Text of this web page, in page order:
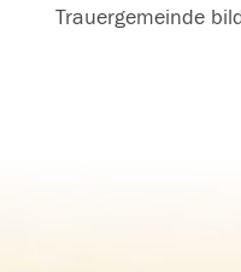
Trauergemeinde